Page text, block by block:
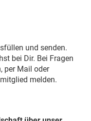
und senden.
bei Dir. Bei Fragen
per Mail oder
melden.